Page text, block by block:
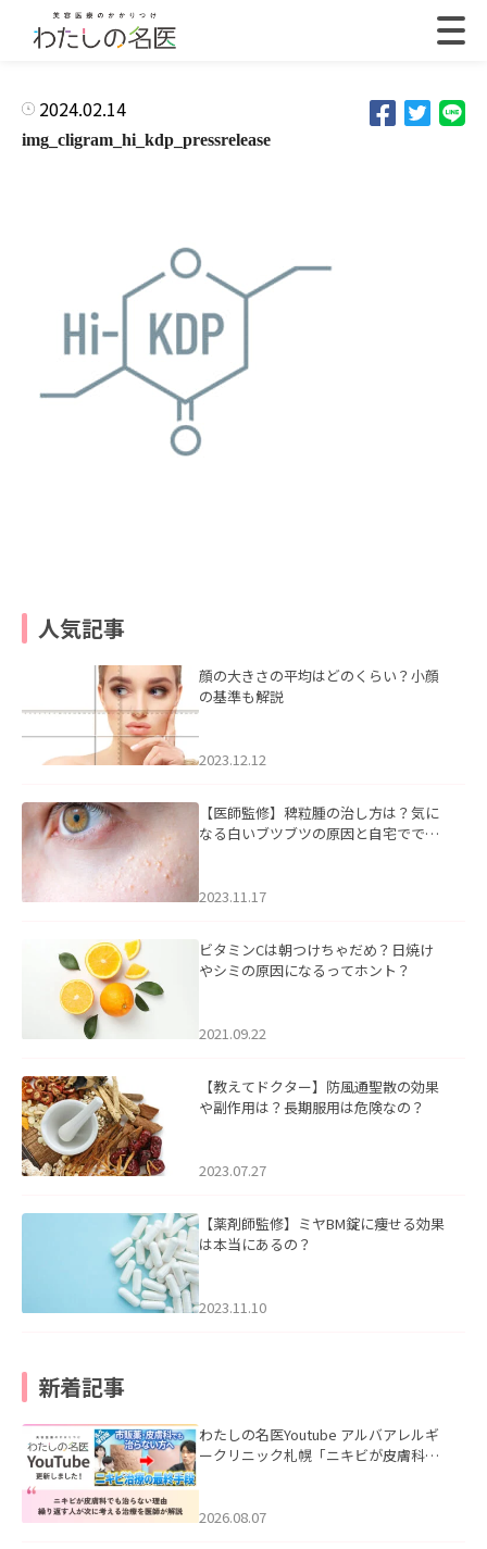
2024.02.14
img_cligram_hi_kdp_pressrelease
人気記事
顔の大きさの平均はどのくらい？小顔
の基準も解説
2023.12.12
【医師監修】稗粒腫の治し方は？気に
なる白いブツブツの原因と自宅ででき
2023.11.17
ビタミンCは朝つけちゃだめ？日焼け
やシミの原因になるってホント？
2021.09.22
【教えてドクター】防風通聖散の効果
や副作用は？長期服用は危険なの？
2023.07.27
【薬剤師監修】ミヤBM錠に痩せる効果
は本当にあるの？
2023.11.10
新着記事
わたしの名医Youtube アルバアレルギ
ークリニック札幌「ニキビが皮膚科で
ました。
2026.08.07